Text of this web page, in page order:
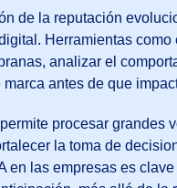
de la reputación
Herramientas
analizar el
marca antes de que
procesar grandes
la toma de
en las empresas es